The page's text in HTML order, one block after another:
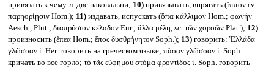
привязать к чему-л. две наковальни; 10)привязывать, впрягать (ἵππον ἐν
παρηορίῃσιν Hom.); 11)издавать, испускать (ὄπα κάλλιμον Hom.; φωνήν
Aesch., Plut.; διαπρύσιον κέλαδον Eur.; ἄλλα μέλη,sc. τῶν χοροῶν Plat.); 12)
произносить (ἔπεα Hom.; ἔπος δυσθρήνητον Soph.); 13)говорить: Ἑλλάδα
γλῶσσαν ἱ. Her. говорить на греческом языке; πᾶσαν γλῶσσαν ἱ. Soph.
кричать во все горло; τὸ τᾶς εὐφήμου στόμα φροντίδος ἱ. Soph. говорить